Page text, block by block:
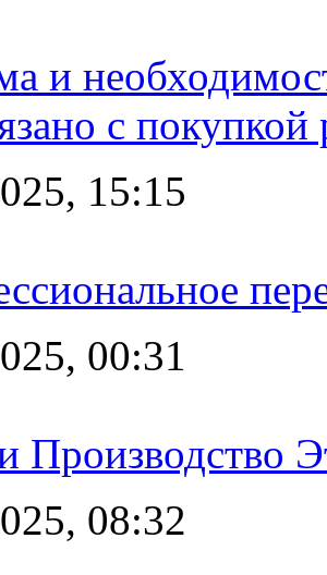
и
с покупкой
15:15
00:31
Производство
08:32